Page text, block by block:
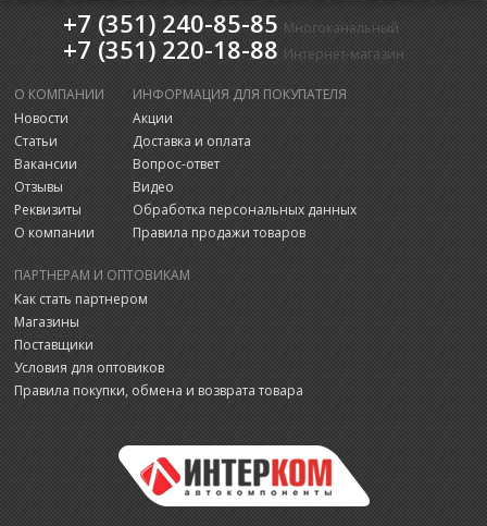
+7 (351) 240-85-85 Многоканальный
+7 (351) 220-18-88 Интернет-магазин
О КОМПАНИИ
Новости
Статьи
Вакансии
Отзывы
Реквизиты
О компании
ИНФОРМАЦИЯ ДЛЯ ПОКУПАТЕЛЯ
Акции
Доставка и оплата
Вопрос-ответ
Видео
Обработка персональных данных
Правила продажи товаров
ПАРТНЕРАМ И ОПТОВИКАМ
Как стать партнером
Магазины
Поставщики
Условия для оптовиков
Правила покупки, обмена и возврата товара